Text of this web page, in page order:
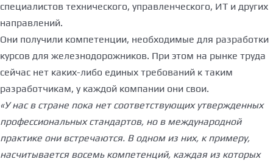
специалистов технического, управленческого, ИT и других
направлений.
Они получили компетенции, необходимые для разработки
курсов для железнодорожников. При этом на рынке труда
сейчас нет каких-либо единых требований к таким
разработчикам, у каждой компании они свои.
«У нас в стране пока нет соответствующих утвержденных
профессиональных стандартов, но в международной
практике они встречаются. В одном из них, к примеру,
насчитывается восемь компетенций, каждая из которых